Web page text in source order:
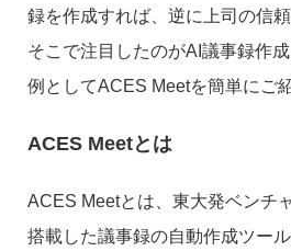
録を作成すれば、逆に上司の信
そこで注目したのがAI議事録作
例としてACES Meetを簡単にご
ACES Meetとは
ACES Meetとは、東大発ベンチ
搭載した議事録の自動作成ツー